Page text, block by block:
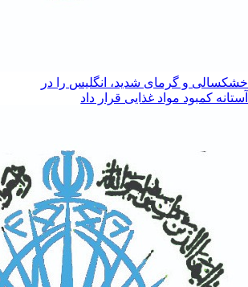
خشکسالی و گرمای شدید، انگلیس را در
آستانه کمبود مواد غذایی قرار داد